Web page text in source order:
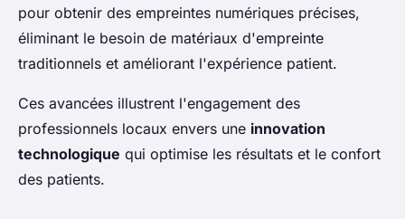
pour obtenir des empreintes numériques précises,
éliminant le besoin de matériaux d'empreinte
traditionnels et améliorant l'expérience patient.
Ces avancées illustrent l'engagement des
professionnels locaux envers une innovation
technologique qui optimise les résultats et le confort
des patients.